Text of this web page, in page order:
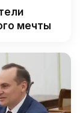
мечты